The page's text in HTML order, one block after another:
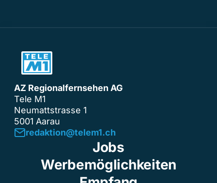
AZ Regionalfernsehen AG
Tele M1
Neumattstrasse 1
5001 Aarau
redaktion@telem1.ch
Jobs
Werbemöglichkeiten